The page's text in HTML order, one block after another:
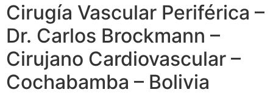
Cirugía Vascular Periférica –
Dr. Carlos Brockmann –
Cirujano Cardiovascular –
Cochabamba – Bolivia